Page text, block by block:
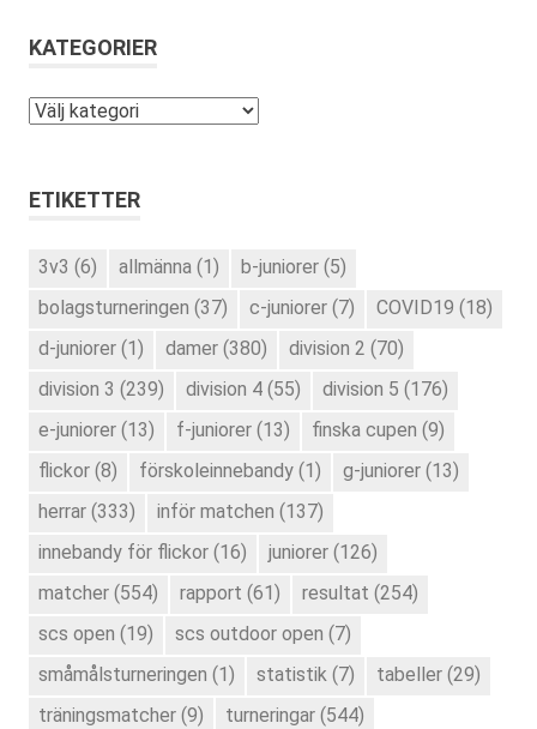
KATEGORIER
Kategorier
ETIKETTER
3v3 (6) allmänna (1) b-juniorer (5)
bolagsturneringen (37) c-juniorer (7) COVID19 (18)
d-juniorer (1) damer (380) division 2 (70)
division 3 (239) division 4 (55) division 5 (176)
e-juniorer (13) f-juniorer (13) finska cupen (9)
flickor (8) förskoleinnebandy (1) g-juniorer (13)
herrar (333) inför matchen (137)
innebandy för flickor (16) juniorer (126)
matcher (554) rapport (61) resultat (254)
scs open (19) scs outdoor open (7)
småmålsturneringen (1) statistik (7) tabeller (29)
träningsmatcher (9) turneringar (544)